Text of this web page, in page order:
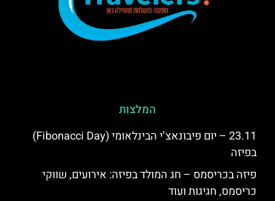
המלצות
23.11 – יום פיבונאצ’י הבינלאומי (Fibonacci Day)
בפיזה
פיזה בכריסמס – חג המולד בפיזה: אירועים, שווקי
כריסמס, חגיגות ועוד